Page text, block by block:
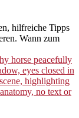
hilfreiche Tipps
Wann zum